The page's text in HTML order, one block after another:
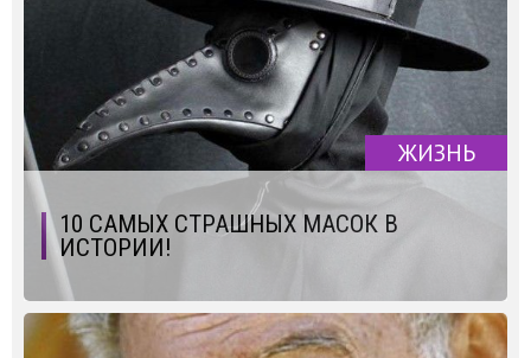
ЖИЗНЬ
10 САМЫХ СТРАШНЫХ МАСОК В
ИСТОРИИ!